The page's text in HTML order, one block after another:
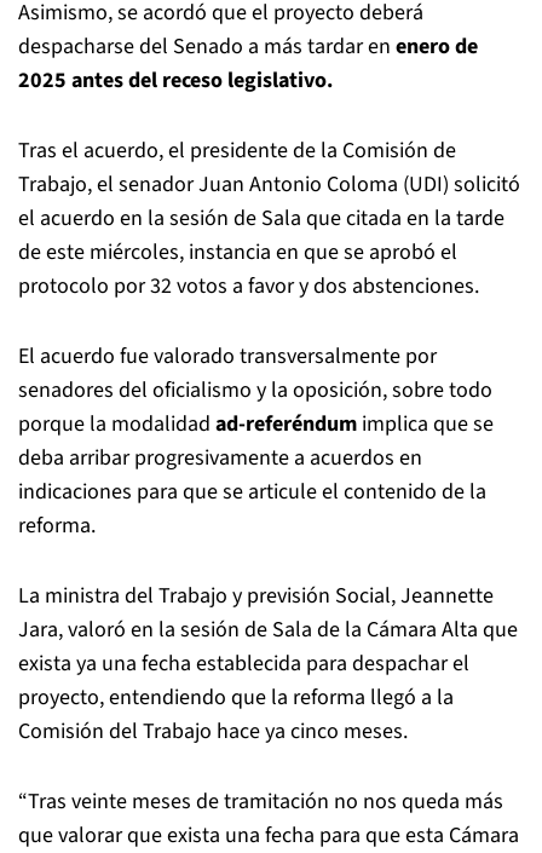
Asimismo, se acordó que el proyecto deberá
despacharse del Senado a más tardar en enero de
2025 antes del receso legislativo.
Tras el acuerdo, el presidente de la Comisión de
Trabajo, el senador Juan Antonio Coloma (UDI) solicitó
el acuerdo en la sesión de Sala que citada en la tarde
de este miércoles, instancia en que se aprobó el
protocolo por 32 votos a favor y dos abstenciones.
El acuerdo fue valorado transversalmente por
senadores del oficialismo y la oposición, sobre todo
porque la modalidad ad-referéndum implica que se
deba arribar progresivamente a acuerdos en
indicaciones para que se articule el contenido de la
reforma.
La ministra del Trabajo y previsión Social, Jeannette
Jara, valoró en la sesión de Sala de la Cámara Alta que
exista ya una fecha establecida para despachar el
proyecto, entendiendo que la reforma llegó a la
Comisión del Trabajo hace ya cinco meses.
“Tras veinte meses de tramitación no nos queda más
que valorar que exista una fecha para que esta Cámara